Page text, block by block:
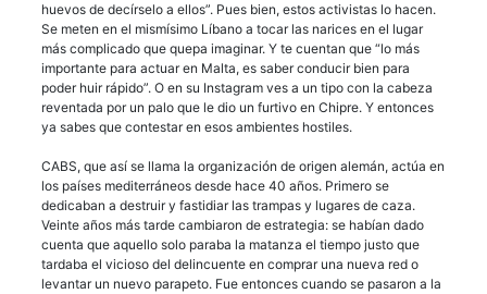
huevos de decírselo a ellos”. Pues bien, estos activistas lo hacen.
Se meten en el mismísimo Líbano a tocar las narices en el lugar
más complicado que quepa imaginar. Y te cuentan que “lo más
importante para actuar en Malta, es saber conducir bien para
poder huir rápido”. O en su Instagram ves a un tipo con la cabeza
reventada por un palo que le dio un furtivo en Chipre. Y entonces
ya sabes que contestar en esos ambientes hostiles.
CABS, que así se llama la organización de origen alemán, actúa en
los países mediterráneos desde hace 40 años. Primero se
dedicaban a destruir y fastidiar las trampas y lugares de caza.
Veinte años más tarde cambiaron de estrategia: se habían dado
cuenta que aquello solo paraba la matanza el tiempo justo que
tardaba el vicioso del delincuente en comprar una nueva red o
levantar un nuevo parapeto. Fue entonces cuando se pasaron a la